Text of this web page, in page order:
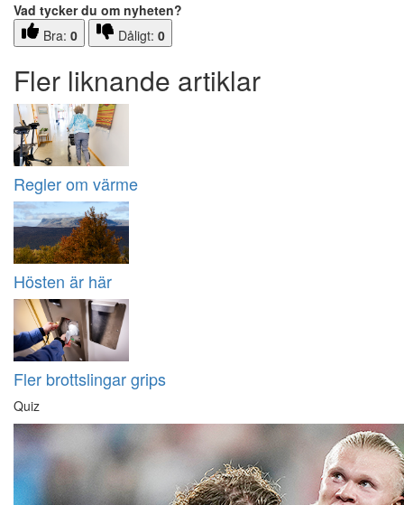
Vad tycker du om nyheten?
Bra: 0 Dåligt: 0
Fler liknande artiklar
Regler om värme
Hösten är här
Fler brottslingar grips
Quiz